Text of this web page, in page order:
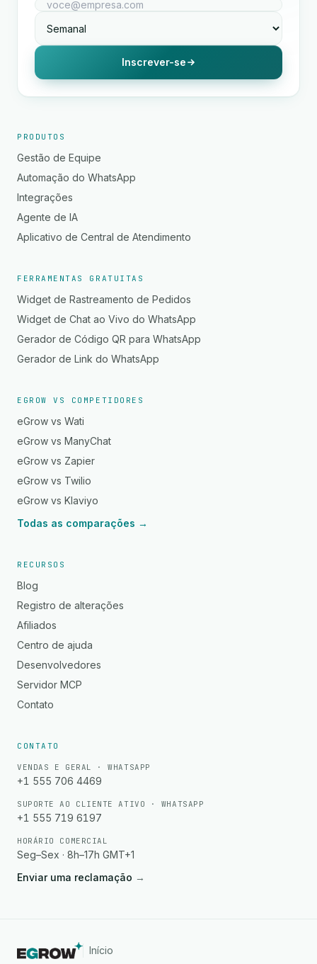
Inscrever-se
PRODUTOS
Gestão de Equipe
Automação do WhatsApp
Integrações
Agente de IA
Aplicativo de Central de Atendimento
FERRAMENTAS GRATUITAS
Widget de Rastreamento de Pedidos
Widget de Chat ao Vivo do WhatsApp
Gerador de Código QR para WhatsApp
Gerador de Link do WhatsApp
EGROW VS COMPETIDORES
eGrow vs Wati
eGrow vs ManyChat
eGrow vs Zapier
eGrow vs Twilio
eGrow vs Klaviyo
Todas as comparações →
RECURSOS
Blog
Registro de alterações
Afiliados
Centro de ajuda
Desenvolvedores
Servidor MCP
Contato
CONTATO
VENDAS E GERAL · WHATSAPP
+1 555 706 4469
SUPORTE AO CLIENTE ATIVO · WHATSAPP
+1 555 719 6197
HORÁRIO COMERCIAL
Seg–Sex · 8h–17h GMT+1
Enviar uma reclamação →
Início